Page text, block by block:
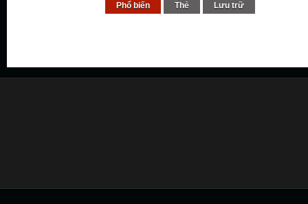
Phổ biến Thẻ Lưu trữ